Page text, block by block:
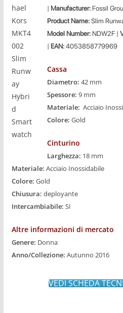
| Manufacturer: Fossil
ProductName:Slim
Model Number:NDW2F |
| EAN:4053858779969
Cassa
Diametro: 42 mm
Spessore: 9 mm
Materiale: Acciaio
Colore: Gold
Cinturino
Larghezza: 18 mm
Materiale: Acciaio Inossidabile
Colore: Gold
Chiusura: deployante
Intercambiabile: SI
Altre informazioni di mercato
Genere: Donna
Anno/Collezione: Autunno 2016
VEDI SCHEDA